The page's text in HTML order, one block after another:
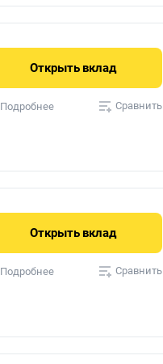
Открыть вклад
Подробнее Сравнить
Открыть вклад
Подробнее Сравнить